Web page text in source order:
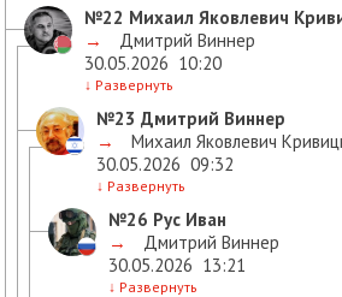
№22 Михаил Яковлевич
→
Дмитрий Виннер
30.05.2026 10:20
↓ Развернуть
№23 Дмитрий Виннер
→
Михаил Яковлевич
30.05.2026 09:32
↓ Развернуть
№26 Рус Иван
→
Дмитрий Виннер
30.05.2026 13:21
↓ Развернуть